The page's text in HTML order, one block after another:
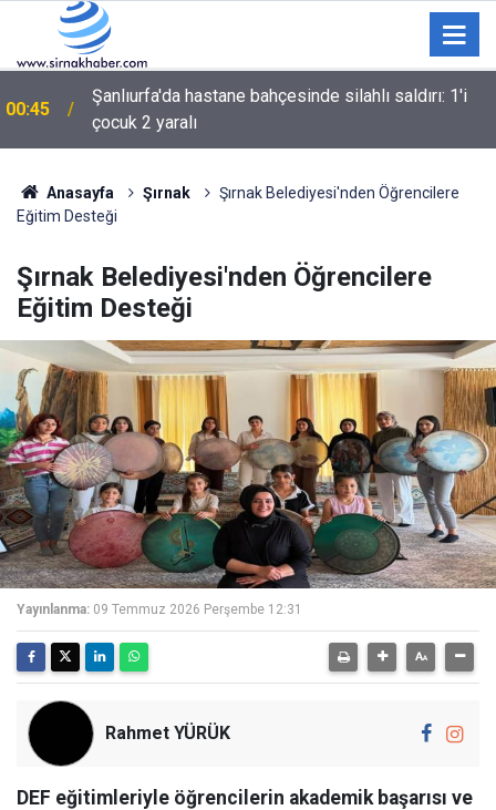
00:36 BARIŞ ÇIĞLIĞININ MİLADI MI YOKSA MİADI MI?
Anasayfa Şırnak
Şırnak Belediyesi'nden Öğrencilere
Eğitim Desteği
Şırnak Belediyesi'nden Öğrencilere
Eğitim Desteği
Yayınlanma: 09 Temmuz 2026 Perşembe 12:31
Rahmet YÜRÜK
DEF eğitimleriyle öğrencilerin akademik başarısı ve